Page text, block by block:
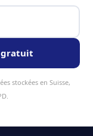
à La
et facility
Dès
gratuit
stockées en Suisse,